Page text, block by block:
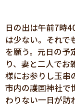
日の出は午前7時
は少ない。それで
を願う。元日の予
り、妻と二人でお
様にお参りし玉串
市内の護国神社で
わりない一日が訪